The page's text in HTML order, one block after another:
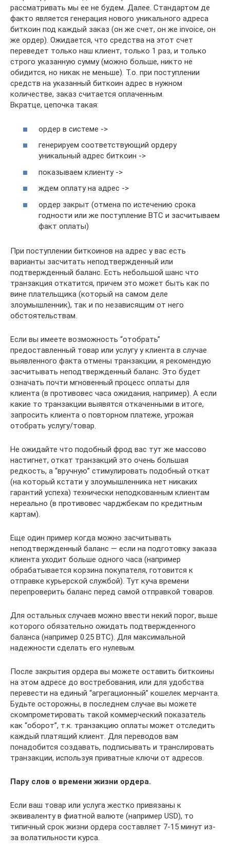
рассматривать мы ее не будем. Далее. Стандартом де
факто является генерация нового уникального адреса
биткоин под каждый заказ (он же счет, он же invoice, он
же ордер). Ожидается, что средства на этот счет
переведет только наш клиент, только 1 раз, и только
строго указанную сумму (можно больше, никто не
обидится, но никак не меньше). Т.о. при поступлении
средств на указанный биткоин адрес в нужном
количестве, заказ считается оплаченным.
Вкратце, цепочка такая:
ордер в системе ->
генерируем соответствующий ордеру
уникальный адрес биткоин ->
показываем клиенту ->
ждем оплату на адрес ->
ордер закрыт (отмена по истечению срока
годности или же поступление BTC и засчитываем
факт оплаты)
При поступлении биткоинов на адрес у вас есть
варианты засчитать неподтвержденный или
подтвержденный баланс. Есть небольшой шанс что
транзакция откатится, причем это может быть как по
вине плательщика (который на самом деле
злоумышленник), так и по независящим от него
обстоятельствам.
Если вы имеете возможность “отобрать”
предоставленный товар или услугу у клиента в случае
выявленного факта отмены транзакции, я рекомендую
засчитывать неподтвержденный баланс. Это будет
означать почти мгновенный процесс оплаты для
клиента (в противовес часа ожидания, например). А если
какие то транзакции выявятся откаченными в итоге,
запросить клиента о повторном платеже, угрожая
отобрать услугу/товар.
Не ожидайте что подобный фрод вас тут же массово
настигнет, откат транзакций это очень большая
редкость, а “вручную” стимулировать подобный откат
(на который кстати у злоумышленника нет никаких
гарантий успеха) технически неподкованным клиентам
нереально (в противовес чарджбекам по кредитным
картам).
Еще один пример когда можно засчитывать
неподтвержденный баланс — если на подготовку заказа
клиента уходит больше одного часа (например
обрабатывается корзина покупателя, готовится к
отправке курьерской службой). Тут куча времени
перепроверить баланс перед самой отправкой товаров.
Для остальных случаев можно ввести некий порог, выше
которого обязательно ожидать подтвержденного
баланса (например 0.25 BTC). Для максимальной
надежности сделать его нулевым.
После закрытия ордера вы можете оставить биткоины
на этом адресе до востребования, или для удобства
перевести на единый “агрегационный” кошелек мерчанта.
Будьте осторожны, в последнем случае вы можете
скомпрометировать такой коммерческий показатель
как “оборот”, т.к. транзакцию оплаты может отследить
каждый платящий клиент. Для переводов вам
понадобится создавать, подписывать и транслировать
транзакции, используя приватные ключи от адресов.
Пару слов о времени жизни ордера.
Если ваш товар или услуга жестко привязаны к
эквиваленту в фиатной валюте (например USD), то
типичный срок жизни ордера составляет 7-15 минут из-
за волатильности курса.